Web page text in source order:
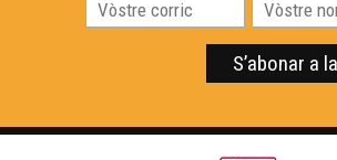
Benjamin Assié - Cara e Cara